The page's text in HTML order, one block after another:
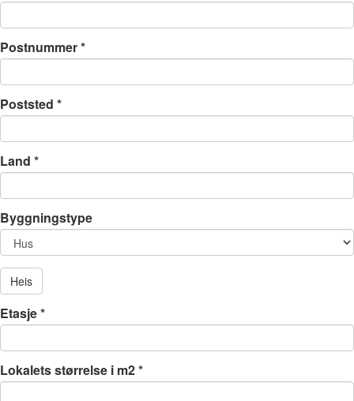
Postnummer*
Poststed *
Land *
Byggningstype
Heis
Etasje*
Lokalets størrelse i m2*